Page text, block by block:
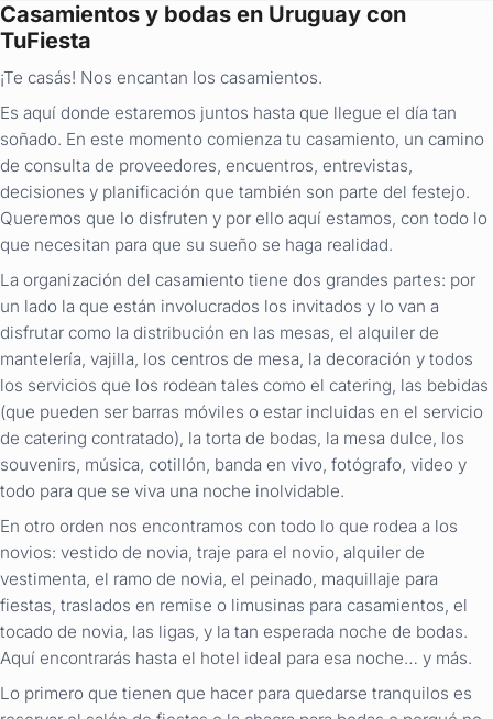
Casamientos y bodas en Uruguay con
TuFiesta
¡Te casás! Nos encantan los casamientos.
Es aquí donde estaremos juntos hasta que llegue el día tan
soñado. En este momento comienza tu casamiento, un camino
de consulta de proveedores, encuentros, entrevistas,
decisiones y planificación que también son parte del festejo.
Queremos que lo disfruten y por ello aquí estamos, con todo lo
que necesitan para que su sueño se haga realidad.
La organización del casamiento tiene dos grandes partes: por
un lado la que están involucrados los invitados y lo van a
disfrutar como la distribución en las mesas, el alquiler de
mantelería, vajilla, los centros de mesa, la decoración y todos
los servicios que los rodean tales como el catering, las bebidas
(que pueden ser barras móviles o estar incluidas en el servicio
de catering contratado), la torta de bodas, la mesa dulce, los
souvenirs, música, cotillón, banda en vivo, fotógrafo, video y
todo para que se viva una noche inolvidable.
En otro orden nos encontramos con todo lo que rodea a los
novios: vestido de novia, traje para el novio, alquiler de
vestimenta, el ramo de novia, el peinado, maquillaje para
fiestas, traslados en remise o limusinas para casamientos, el
tocado de novia, las ligas, y la tan esperada noche de bodas.
Aquí encontrarás hasta el hotel ideal para esa noche… y más.
Lo primero que tienen que hacer para quedarse tranquilos es